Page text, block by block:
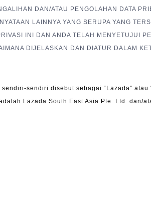
DAN/ATAU PENGOLAHAN DATA
LAINNYA YANG SERUPA YANG
INI DAN ANDA TELAH MENYETUJUI
DIJELASKAN DAN DIATUR DALAM
sendiri disebut sebagai “Lazada”
Lazada South East Asia Pte. Ltd. dan/